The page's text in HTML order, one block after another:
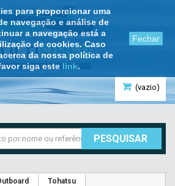
para proporcionar uma
navegação e análise de
a navegação está a
de cookies. Caso
da nossa política de
siga este link.
Fechar
(vazio)
PESQUISAR
Tohatsu